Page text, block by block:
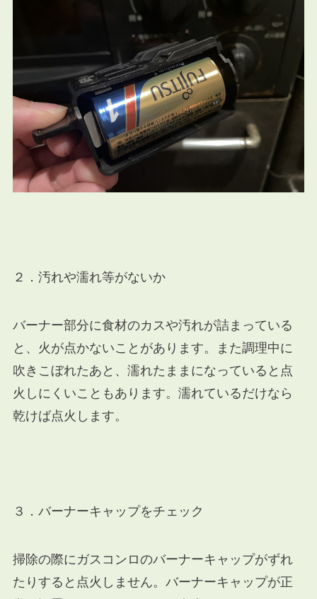
２．汚れや濡れ等がないか
バーナー部分に食材のカスや汚れが詰まっている
と、火が点かないことがあります。また調理中に
吹きこぼれたあと、濡れたままになっていると点
火しにくいこともあります。濡れているだけなら
乾けば点火します。
３．バーナーキャップをチェック
掃除の際にガスコンロのバーナーキャップがずれ
たりすると点火しません。バーナーキャップが正